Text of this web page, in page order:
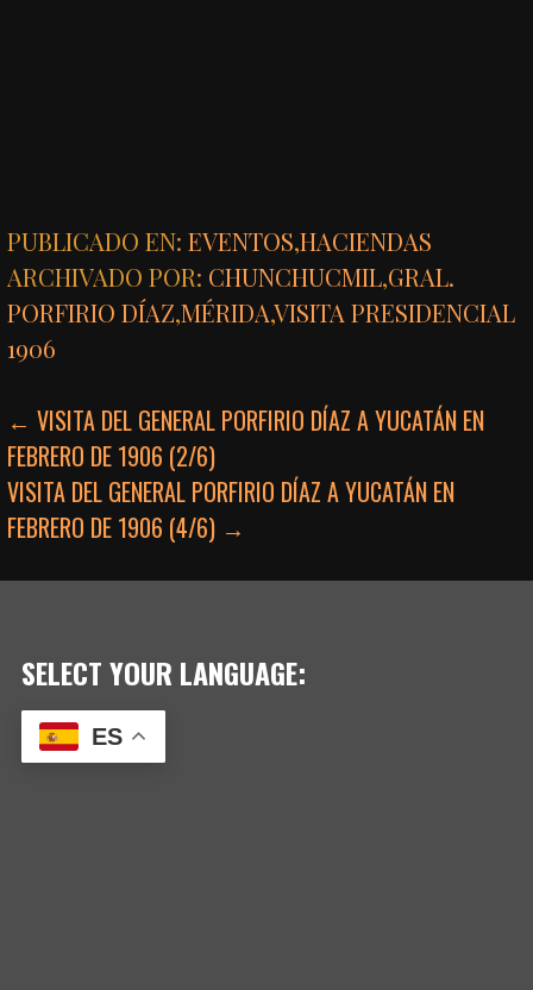
PUBLICADO EN:EVENTOS,HACIENDAS
ARCHIVADO POR: CHUNCHUCMIL,GRAL.
PORFIRIO DÍAZ,MÉRIDA,VISITA PRESIDENCIAL
1906
NAVEGACIÓN
DE
ENTRADAS
← VISITA DEL GENERAL PORFIRIO DÍAZ A YUCATÁN EN
FEBRERO DE 1906 (2/6)
VISITA DEL GENERAL PORFIRIO DÍAZ A YUCATÁN EN
FEBRERO DE 1906 (4/6) →
SELECT YOUR LANGUAGE:
ES